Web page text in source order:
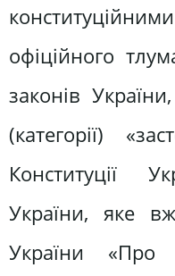
офіційного
законів
(категорії)
Конституції
України, яке
України «Про